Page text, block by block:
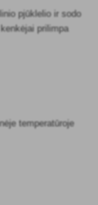
pjūklelio ir sodo
prilimpa
temperatūroje